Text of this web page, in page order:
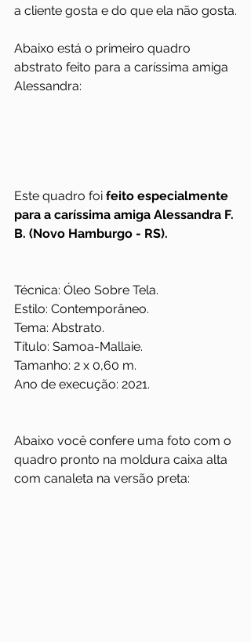
a cliente gosta e do que ela não gosta.
Abaixo está o primeiro quadro
abstrato feito para a caríssima amiga
Alessandra:
Este quadro foi feito especialmente
para a caríssima amiga Alessandra F.
B. (Novo Hamburgo - RS).
Técnica: Óleo Sobre Tela.
Estilo: Contemporâneo.
Tema: Abstrato.
Título: Samoa-Mallaie.
Tamanho: 2 x 0,60 m.
Ano de execução: 2021.
Abaixo você confere uma foto com o
quadro pronto na moldura caixa alta
com canaleta na versão preta: